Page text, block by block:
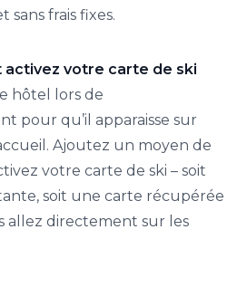
frais fixes.
activez votre carte de ski
hôtel lors de
pour qu’il apparaisse sur
Ajoutez un moyen de
votre carte de ski – soit
soit une carte récupérée
allez directement sur les